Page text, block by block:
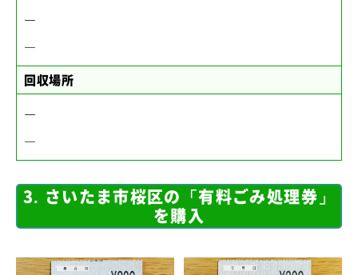
―
―
回収場所
―
―
3. さいたま市桜区の「有料ごみ処理券」
を購入